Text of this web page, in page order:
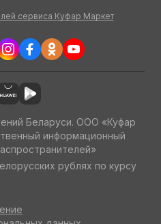
сервиса Куфар Маркет
Беларуси. ООО «Куфар
информационный
рублях по курсу